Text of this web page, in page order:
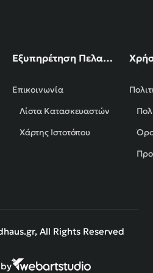
Εξυπηρέτηση Πελατών
Επικοινωνία
Λίστα Κατασκευαστών
Χάρτης Ιστοτόπου
All Rights Reserved